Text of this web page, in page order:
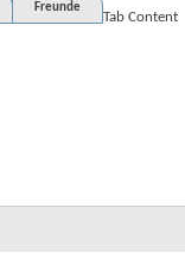
Freunde
Tab Content